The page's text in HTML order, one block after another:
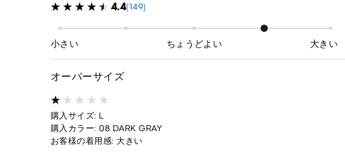
4.4(149)
小さい ちょうどよい 大きい
オーバーサイズ
購入サイズ: L
購入カラー: 08 DARK GRAY
お客様の着用感: 大きい